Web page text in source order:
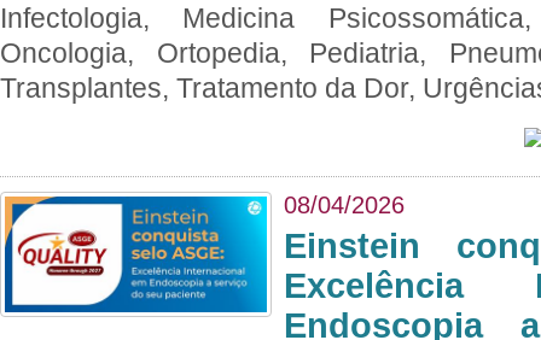
Infectologia, Medicina
Oncologia, Ortopedia, Pediatria,
Transplantes, Tratamento da Dor,
08/04/2026
Einstein
Excelência
Endoscopia